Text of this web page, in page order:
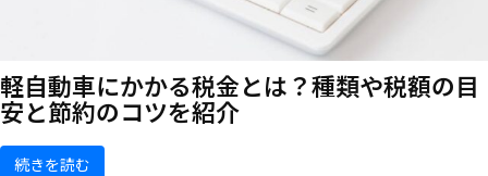
軽自動車にかかる税金とは？種類や税額の目
安と節約のコツを紹介
続きを読む